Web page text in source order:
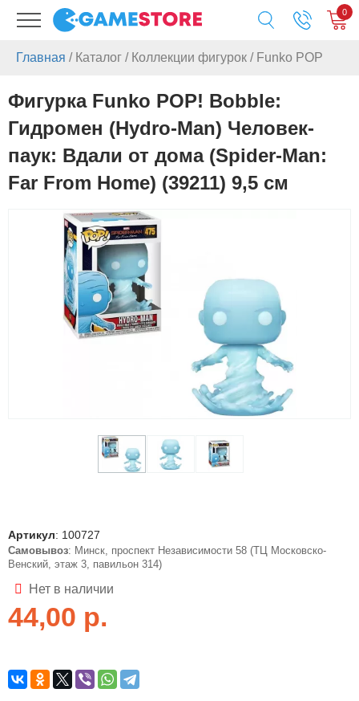
0
Главная / Каталог / Коллекции фигурок / Funko POP
Фигурка Funko POP! Bobble:
Гидромен (Hydro-Man) Человек-
паук: Вдали от дома (Spider-Man:
Far From Home) (39211) 9,5 см
Артикул: 100727
Самовывоз: Минск, проспект Независимости 58 (ТЦ Московско-
Венский, этаж 3, павильон 314)
Нет в наличии
44,00 р.